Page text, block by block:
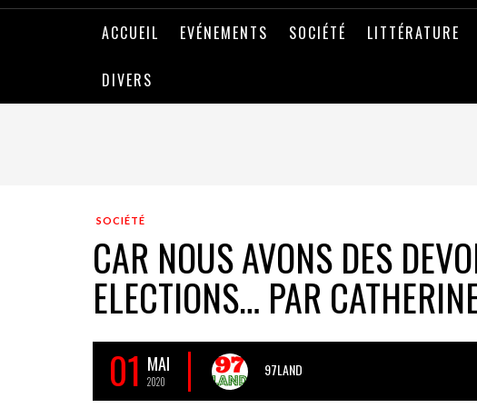
ACCUEIL EVÉNEMENTS SOCIÉTÉ LITTÉRATURE
DIVERS
SOCIÉTÉ
CAR NOUS AVONS DES
ELECTIONS… PAR
01 MAI
2020
97LAND